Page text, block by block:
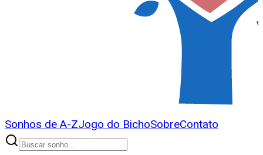
Sonhos de A-ZJogo do BichoSobreContato